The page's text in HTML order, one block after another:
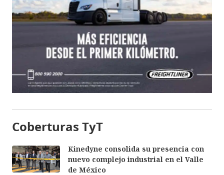
Coberturas TyT
Kinedyne consolida su presencia con
nuevo complejo industrial en el Valle
de México